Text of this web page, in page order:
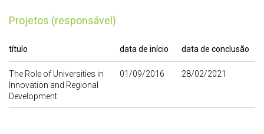
Projetos (responsável)
título data de início data de conclusão
The Role of Universities in
Innovation and Regional
Development
01/09/2016 28/02/2021